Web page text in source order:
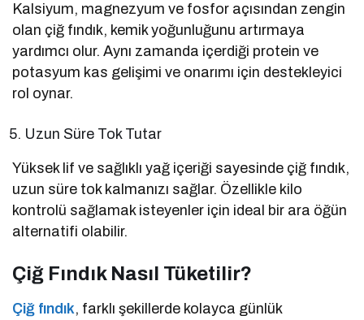
Kalsiyum, magnezyum ve fosfor açısından zengin
olan çiğ fındık, kemik yoğunluğunu artırmaya
yardımcı olur. Aynı zamanda içerdiği protein ve
potasyum kas gelişimi ve onarımı için destekleyici
rol oynar.
Uzun Süre Tok Tutar
Yüksek lif ve sağlıklı yağ içeriği sayesinde çiğ fındık,
uzun süre tok kalmanızı sağlar. Özellikle kilo
kontrolü sağlamak isteyenler için ideal bir ara öğün
alternatifi olabilir.
Çiğ Fındık Nasıl Tüketilir?
Çiğ fındık, farklı şekillerde kolayca günlük